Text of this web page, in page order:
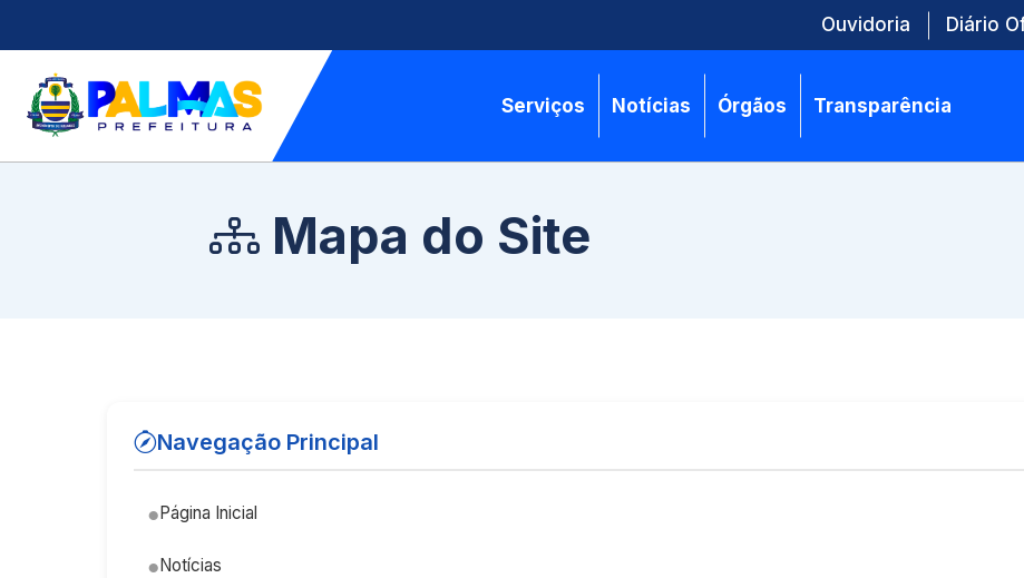
Ouvidoria Diário
Serviços Notícias Órgãos Transparência
Mapa do Site
Navegação Principal
Página Inicial
Notícias